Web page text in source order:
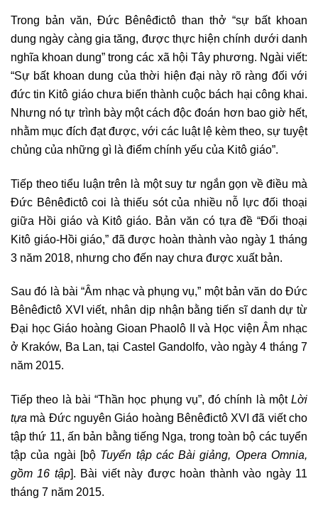
Trong bản văn, Đức Bênêđictô than thở “sự bất khoan
dung ngày càng gia tăng, được thực hiện chính dưới danh
nghĩa khoan dung” trong các xã hội Tây phương. Ngài viết:
“Sự bất khoan dung của thời hiện đại này rõ ràng đối với
đức tin Kitô giáo chưa biến thành cuộc bách hại công khai.
Nhưng nó tự trình bày một cách độc đoán hơn bao giờ hết,
nhằm mục đích đạt được, với các luật lệ kèm theo, sự tuyệt
chủng của những gì là điểm chính yếu của Kitô giáo”.
Tiếp theo tiểu luận trên là một suy tư ngắn gọn về điều mà
Đức Bênêđictô coi là thiếu sót của nhiều nỗ lực đối thoại
giữa Hồi giáo và Kitô giáo. Bản văn có tựa đề “Đối thoại
Kitô giáo-Hồi giáo,” đã được hoàn thành vào ngày 1 tháng
3 năm 2018, nhưng cho đến nay chưa được xuất bản.
Sau đó là bài “Âm nhạc và phụng vụ,” một bản văn do Đức
Bênêđictô XVI viết, nhân dịp nhận bằng tiến sĩ danh dự từ
Đại học Giáo hoàng Gioan Phaolô II và Học viện Âm nhạc
ở Kraków, Ba Lan, tại Castel Gandolfo, vào ngày 4 tháng 7
năm 2015.
Tiếp theo là bài “Thần học phụng vụ”, đó chính là một Lời
tựa mà Đức nguyên Giáo hoàng Bênêđictô XVI đã viết cho
tập thứ 11, ấn bản bằng tiếng Nga, trong toàn bộ các tuyển
tập của ngài [bộ Tuyển tập các Bài giảng, Opera Omnia,
gồm 16 tập]. Bài viết này được hoàn thành vào ngày 11
tháng 7 năm 2015.